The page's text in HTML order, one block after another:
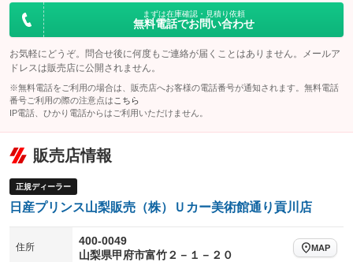
まずは在庫確認・見積り依頼
無料電話でお問い合わせ
お気軽にどうぞ。問合せ後に何度もご連絡が届くことはありません。メールア
ドレスは販売店に公開されません。
※無料電話をご利用の場合は、販売店へお客様の電話番号が通知されます。無料電話
番号ご利用の際の注意点は こちら
IP電話、ひかり電話からはご利用いただけません。
販売店情報
正規ディーラー
日産プリンス山梨販売（株）Ｕカー美術館通り貢川店
住所
400-0049
山梨県甲府市富竹２－１－２０
MAP